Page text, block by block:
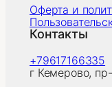
Оферта и
Контакты
+79617166335
г Кемерово,